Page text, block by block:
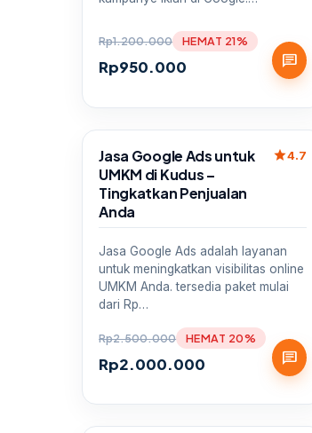
Rp1.200.000
Rp950.000
HEMAT 21%
chat
Sale
Jasa Google Ads untuk
UMKM di Kudus –
Tingkatkan Penjualan
Anda
star4.7
Jasa Google Ads adalah layanan
untuk meningkatkan visibilitas online
UMKM Anda. tersedia paket mulai
dari Rp…
Rp2.500.000
Rp2.000.000
HEMAT 20%
chat